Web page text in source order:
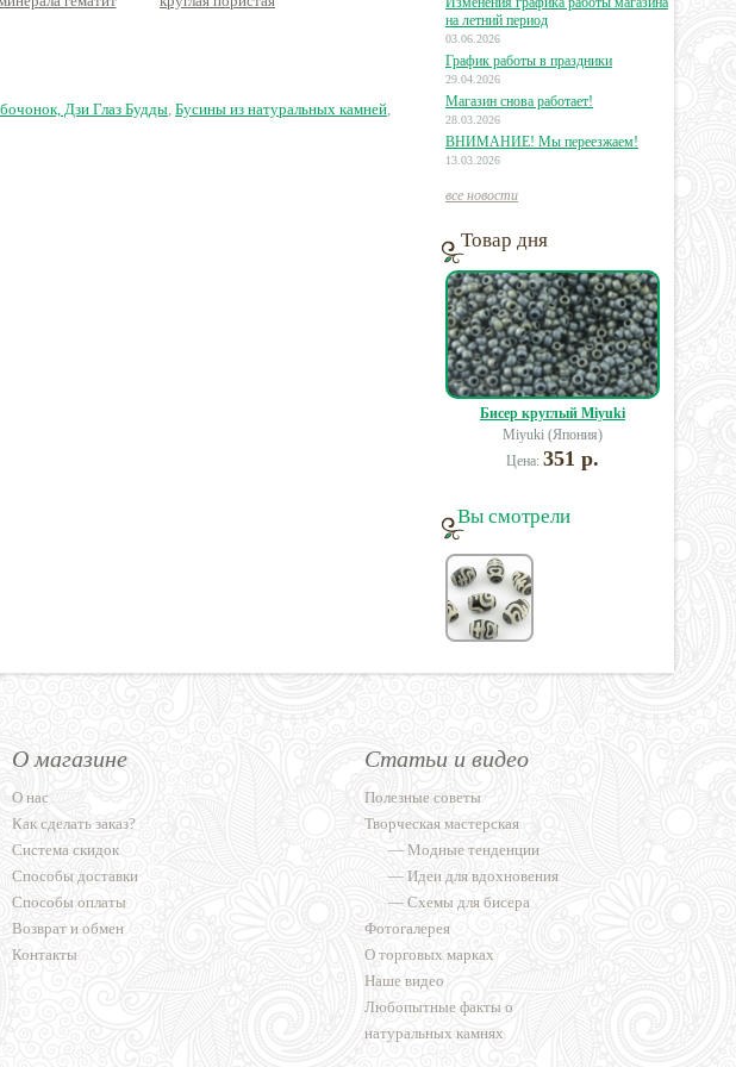
круглая
18 руб.
Дзи Глаз Будды, Бусины из натуральных камней,
на летний период
03.06.2026
График работы в праздники
29.04.2026
Магазин снова работает!
28.03.2026
ВНИМАНИЕ! Мы переезжаем!
13.03.2026
все новости
Товар дня
Бисер круглый Miyuki
Miyuki (Япония)
Цена: 351 р.
Вы смотрели
О магазине
О нас
Как сделать заказ?
Система скидок
Способы доставки
Способы оплаты
Возврат и обмен
Контакты
Статьи и видео
Полезные советы
Творческая мастерская
—Модные тенденции
—Идеи для вдохновения
—Схемы для бисера
Фотогалерея
О торговых марках
Наше видео
Любопытные факты о
натуральных камнях